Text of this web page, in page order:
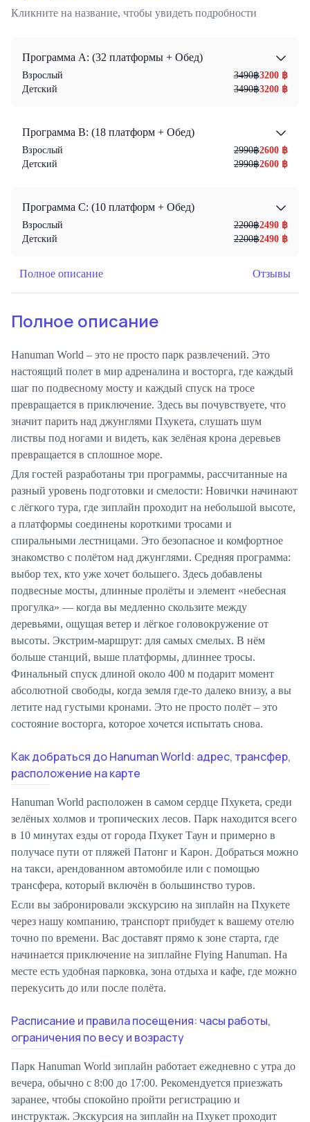
Кликните на название, чтобы увидеть подробности
Программа A: (32 платформы + Обед)
Взрослый 3490฿3200 ฿
Детский
3490฿3200 ฿
Программа В: (18 платформ + Обед)
Взрослый 2990฿2600 ฿
Детский
2990฿2600 ฿
Программа C: (10 платформ + Обед)
Взрослый 2200฿2490 ฿
Детский
2200฿2490 ฿
Полное описание Отзывы
Полное описание
Hanuman World – это не просто парк развлечений. Это
настоящий полет в мир адреналина и восторга, где каждый
шаг по подвесному мосту и каждый спуск на тросе
превращается в приключение. Здесь вы почувствуете, что
значит парить над джунглями Пхукета, слушать шум
листвы под ногами и видеть, как зелёная крона деревьев
превращается в сплошное море.
Для гостей разработаны три программы, рассчитанные на
разный уровень подготовки и смелости: Новички начинают
с лёгкого тура, где зиплайн проходит на небольшой высоте,
а платформы соединены короткими тросами и
спиральными лестницами. Это безопасное и комфортное
знакомство с полётом над джунглями. Средняя программа:
выбор тех, кто уже хочет большего. Здесь добавлены
подвесные мосты, длинные пролёты и элемент «небесная
прогулка» — когда вы медленно скользите между
деревьями, ощущая ветер и лёгкое головокружение от
высоты. Экстрим-маршрут: для самых смелых. В нём
больше станций, выше платформы, длиннее тросы.
Финальный спуск длиной около 400 м подарит момент
абсолютной свободы, когда земля где-то далеко внизу, а вы
летите над густыми кронами. Это не просто полёт – это
состояние восторга, которое хочется испытать снова.
Как добраться до Hanuman World: адрес, трансфер,
расположение на карте
Hanuman World расположен в самом сердце Пхукета, среди
зелёных холмов и тропических лесов. Парк находится всего
в 10 минутах езды от города Пхукет Таун и примерно в
получасе пути от пляжей Патонг и Карон. Добраться можно
на такси, арендованном автомобиле или с помощью
трансфера, который включён в большинство туров.
Если вы забронировали экскурсию на зиплайн на Пхукете
через нашу компанию, транспорт прибудет к вашему отелю
точно по времени. Вас доставят прямо к зоне старта, где
начинается приключение на зиплайне Flying Hanuman. На
месте есть удобная парковка, зона отдыха и кафе, где можно
перекусить до или после полёта.
Расписание и правила посещения: часы работы,
ограничения по весу и возрасту
Парк Hanuman World зиплайн работает ежедневно с утра до
вечера, обычно с 8:00 до 17:00. Рекомендуется приезжать
заранее, чтобы спокойно пройти регистрацию и
инструктаж. Экскурсия на зиплайн на Пхукет проходит